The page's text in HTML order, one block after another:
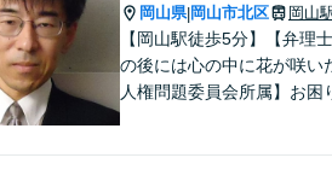
岡山県|岡山市北区 岡山
【岡山駅徒歩5分】【弁理
の後には心の中に花が咲い
人権問題委員会所属】お困